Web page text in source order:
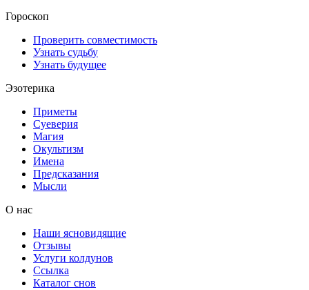
Гороскоп
Проверить совместимость
Узнать судьбу
Узнать будущее
Эзотерика
Приметы
Суеверия
Магия
Окультизм
Имена
Предсказания
Мысли
О нас
Наши ясновидящие
Отзывы
Услуги колдунов
Ссылка
Каталог снов